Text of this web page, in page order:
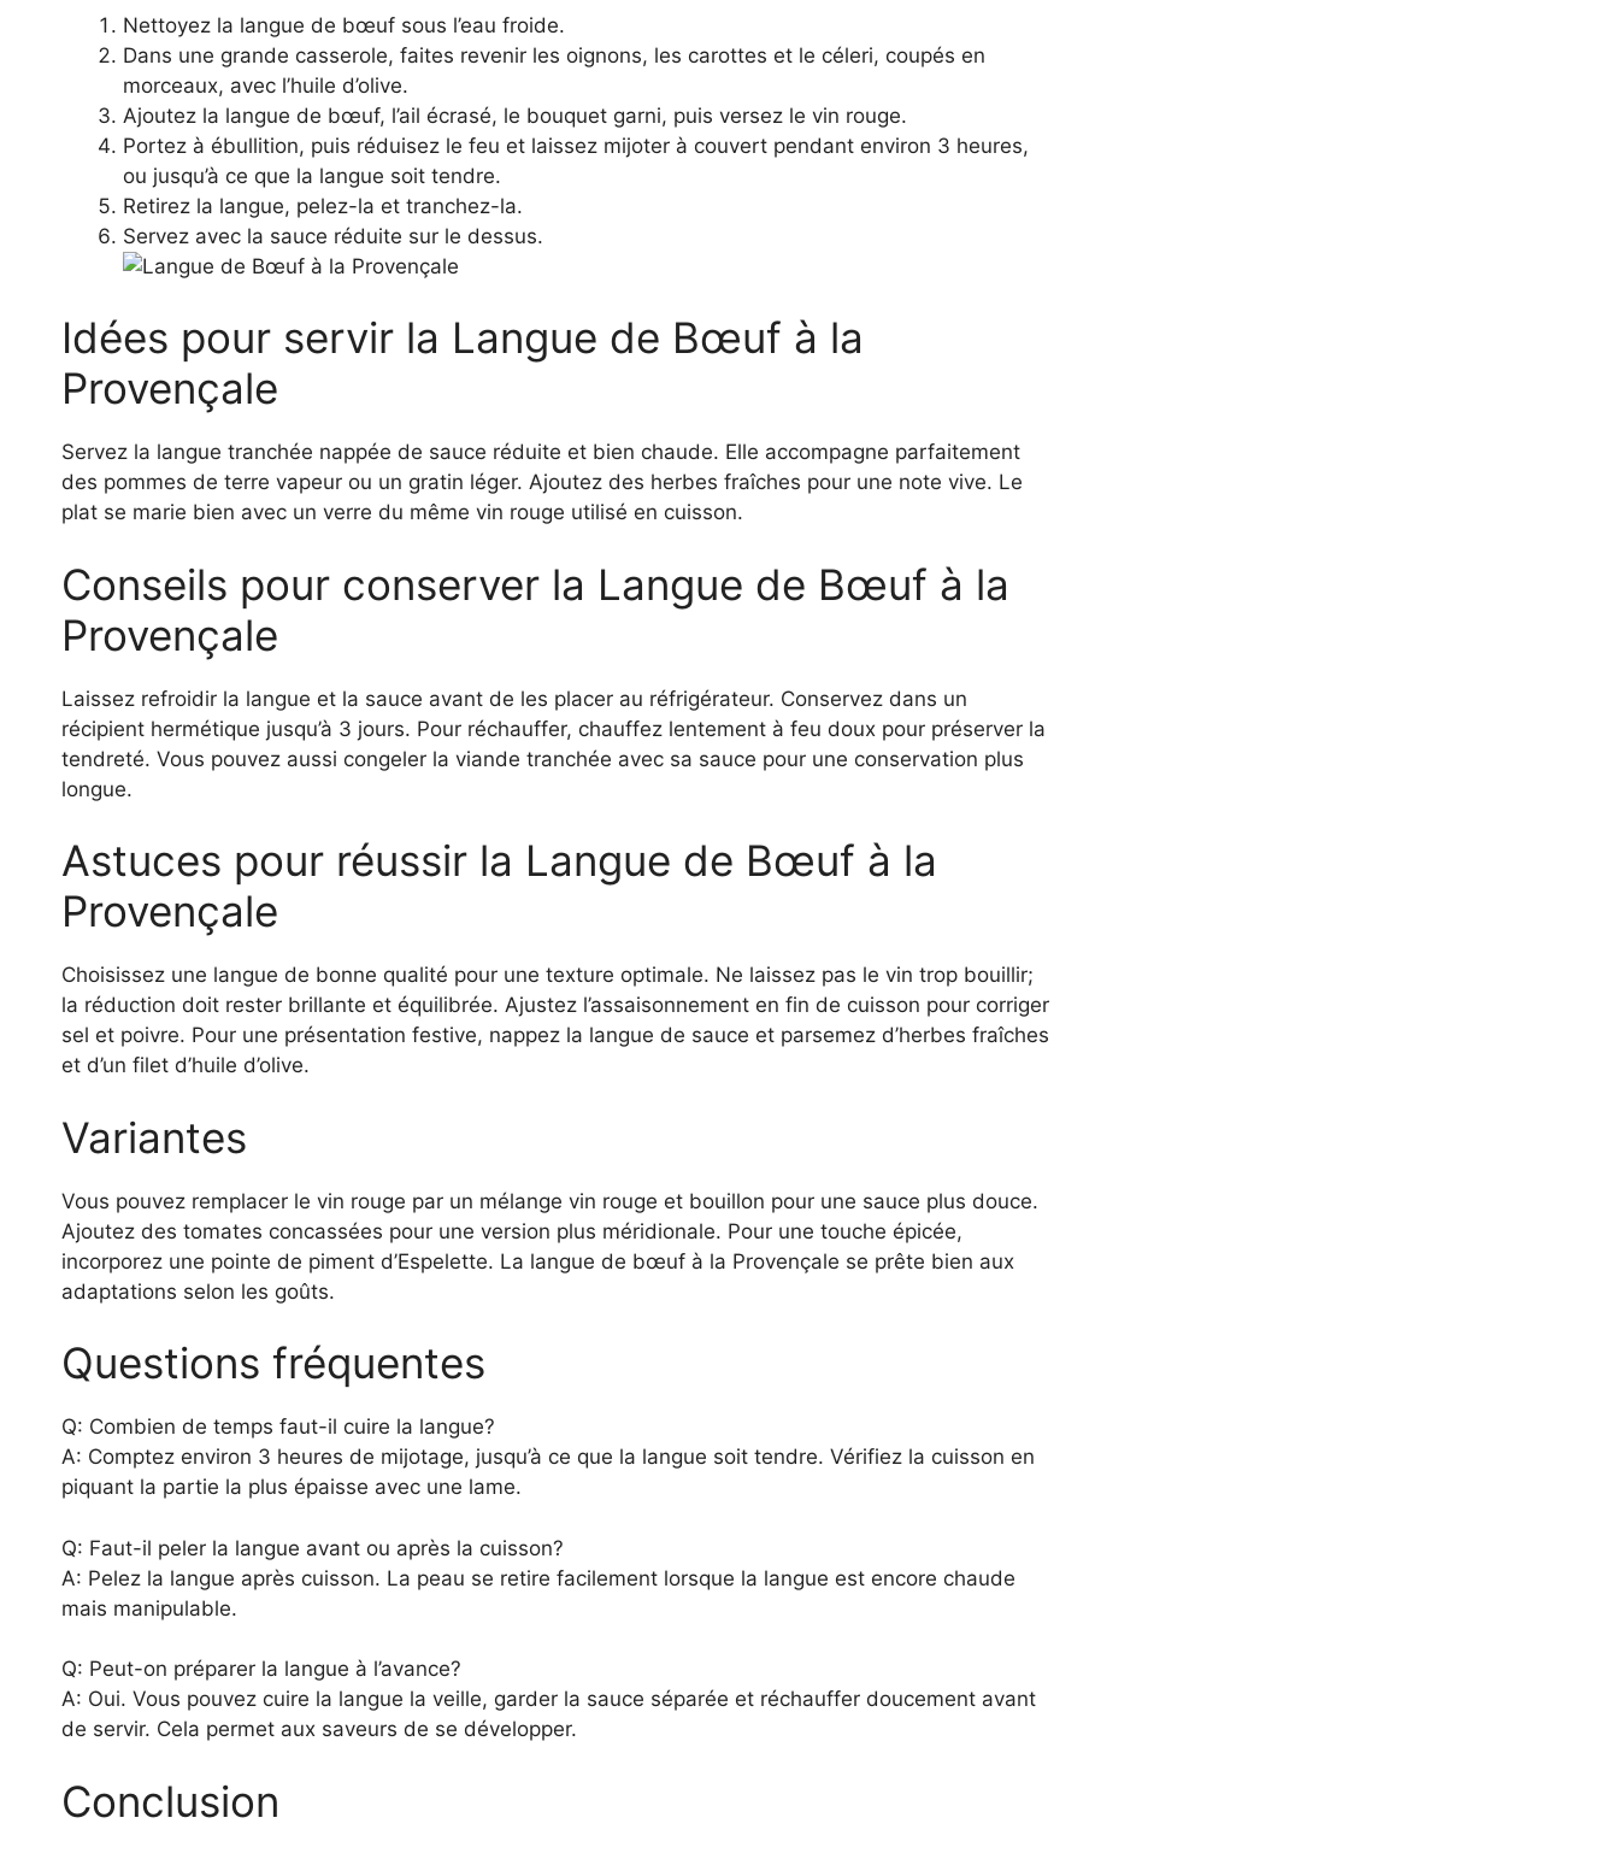
Nettoyez la langue de bœuf sous l’eau froide.
Dans une grande casserole, faites revenir les oignons, les carottes et le céleri, coupés en
morceaux, avec l’huile d’olive.
Ajoutez la langue de bœuf, l’ail écrasé, le bouquet garni, puis versez le vin rouge.
Portez à ébullition, puis réduisez le feu et laissez mijoter à couvert pendant environ 3 heures,
ou jusqu’à ce que la langue soit tendre.
Retirez la langue, pelez-la et tranchez-la.
Servez avec la sauce réduite sur le dessus.
Idées pour servir la Langue de Bœuf à la
Provençale
Servez la langue tranchée nappée de sauce réduite et bien chaude. Elle accompagne parfaitement
des pommes de terre vapeur ou un gratin léger. Ajoutez des herbes fraîches pour une note vive. Le
plat se marie bien avec un verre du même vin rouge utilisé en cuisson.
Conseils pour conserver la Langue de Bœuf à la
Provençale
Laissez refroidir la langue et la sauce avant de les placer au réfrigérateur. Conservez dans un
récipient hermétique jusqu’à 3 jours. Pour réchauffer, chauffez lentement à feu doux pour préserver la
tendreté. Vous pouvez aussi congeler la viande tranchée avec sa sauce pour une conservation plus
longue.
Astuces pour réussir la Langue de Bœuf à la
Provençale
Choisissez une langue de bonne qualité pour une texture optimale. Ne laissez pas le vin trop bouillir;
la réduction doit rester brillante et équilibrée. Ajustez l’assaisonnement en fin de cuisson pour corriger
sel et poivre. Pour une présentation festive, nappez la langue de sauce et parsemez d’herbes fraîches
et d’un filet d’huile d’olive.
Variantes
Vous pouvez remplacer le vin rouge par un mélange vin rouge et bouillon pour une sauce plus douce.
Ajoutez des tomates concassées pour une version plus méridionale. Pour une touche épicée,
incorporez une pointe de piment d’Espelette. La langue de bœuf à la Provençale se prête bien aux
adaptations selon les goûts.
Questions fréquentes
Q: Combien de temps faut-il cuire la langue?
A: Comptez environ 3 heures de mijotage, jusqu’à ce que la langue soit tendre. Vérifiez la cuisson en
piquant la partie la plus épaisse avec une lame.
Q: Faut-il peler la langue avant ou après la cuisson?
A: Pelez la langue après cuisson. La peau se retire facilement lorsque la langue est encore chaude
mais manipulable.
Q: Peut-on préparer la langue à l’avance?
A: Oui. Vous pouvez cuire la langue la veille, garder la sauce séparée et réchauffer doucement avant
de servir. Cela permet aux saveurs de se développer.
Conclusion